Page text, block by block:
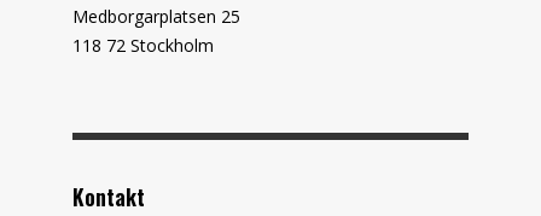
Medborgarplatsen 25
118 72 Stockholm
Kontakt